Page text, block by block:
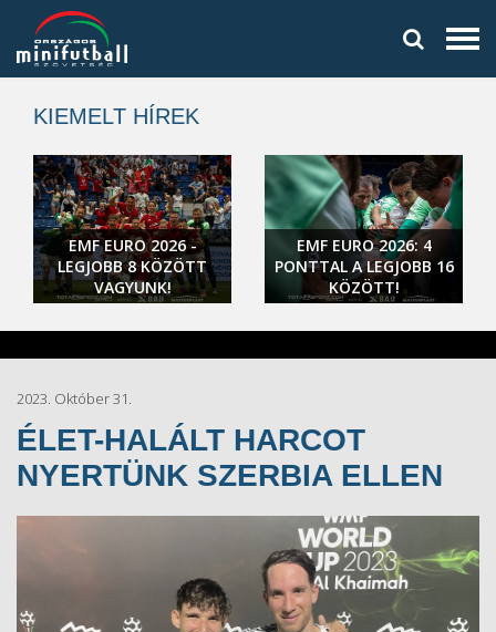
KIEMELT HÍREK
EMF EURO 2026 -
LEGJOBB 8 KÖZÖTT
VAGYUNK!
EMF EURO 2026: 4
PONTTAL A LEGJOBB 16
KÖZÖTT!
2023. Október 31.
ÉLET-HALÁLT HARCOT
NYERTÜNK SZERBIA ELLEN